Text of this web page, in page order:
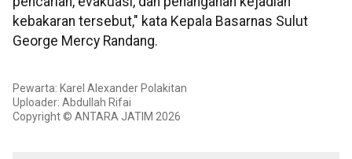
kebakaran tersebut," kata Kepala Basarnas Sulut
George Mercy Randang.
Pewarta: Karel Alexander Polakitan
Uploader: Abdullah Rifai
Copyright © ANTARA JATIM 2026